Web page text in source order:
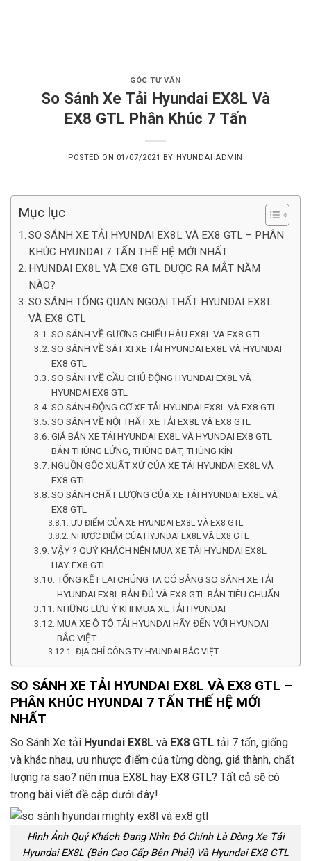
GÓC TƯ VẤN
So Sánh Xe Tải Hyundai EX8L Và
EX8 GTL Phân Khúc 7 Tấn
POSTED ON 01/07/2021 BY HYUNDAI ADMIN
Mục lục
SO SÁNH XE TẢI HYUNDAI EX8L VÀ EX8 GTL – PHÂN
KHÚC HYUNDAI 7 TẤN THẾ HỆ MỚI NHẤT
HYUNDAI EX8L VÀ EX8 GTL ĐƯỢC RA MẮT NĂM
NÀO?
SO SÁNH TỔNG QUAN NGOẠI THẤT HYUNDAI EX8L
VÀ EX8 GTL
SO SÁNH VỀ GƯƠNG CHIẾU HẬU EX8L VÀ EX8 GTL
SO SÁNH VỀ SÁT XI XE TẢI HYUNDAI EX8L VÀ HYUNDAI
EX8 GTL
SO SÁNH VỀ CẦU CHỦ ĐỘNG HYUNDAI EX8L VÀ
HYUNDAI EX8 GTL
SO SÁNH ĐỘNG CƠ XE TẢI HYUNDAI EX8L VÀ EX8 GTL
SO SÁNH VỀ NỘI THẤT XE TẢI EX8L VÀ EX8 GTL
GIÁ BÁN XE TẢI HYUNDAI EX8L VÀ HYUNDAI EX8 GTL
BẢN THÙNG LỬNG, THÙNG BẠT, THÙNG KÍN
NGUỒN GỐC XUẤT XỨ CỦA XE TẢI HYUNDAI EX8L VÀ
EX8 GTL
SO SÁNH CHẤT LƯỢNG CỦA XE TẢI HYUNDAI EX8L VÀ
EX8 GTL
ƯU ĐIỂM CỦA XE HYUNDAI EX8L VÀ EX8 GTL
NHƯỢC ĐIỂM CỦA HYUNDAI EX8L VÀ EX8 GTL
VẬY ? QUÝ KHÁCH NÊN MUA XE TẢI HYUNDAI EX8L
HAY EX8 GTL
TỔNG KẾT LẠI CHÚNG TA CÓ BẢNG SO SÁNH XE TẢI
HYUNDAI EX8L BẢN ĐỦ VÀ EX8 GTL BẢN TIÊU CHUẨN
NHỮNG LƯU Ý KHI MUA XE TẢI HYUNDAI
MUA XE Ô TÔ TẢI HYUNDAI HÃY ĐẾN VỚI HYUNDAI
BẮC VIỆT
ĐỊA CHỈ CÔNG TY HYUNDAI BẮC VIỆT
SO SÁNH XE TẢI HYUNDAI EX8L VÀ EX8 GTL –
PHÂN KHÚC HYUNDAI 7 TẤN THẾ HỆ MỚI
NHẤT
So Sánh Xe tải Hyundai EX8L và EX8 GTL tải 7 tấn, giống
và khác nhau, ưu nhược điểm của từng dòng, giá thành, chất
lượng ra sao? nên mua EX8L hay EX8 GTL? Tất cả sẽ có
trong bài viết đề cập dưới đây!
Hình Ảnh Quý Khách Đang Nhìn Đó Chính Là Dòng Xe Tải
Hyundai EX8L (Bản Cao Cấp Bên Phải) Và Hyundai EX8 GTL